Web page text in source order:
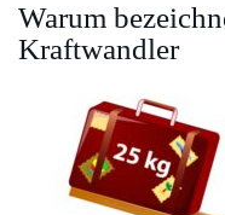
Warum
Kraftwandler